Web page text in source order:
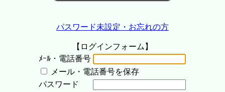
パスワード未設定・お忘れの方
【ログインフォーム】
ﾒｰﾙ・電話番号
メール・電話番号を保存
パスワード